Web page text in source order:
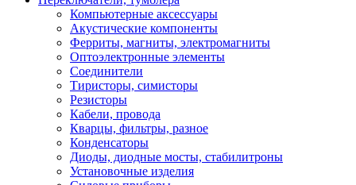
Компьютерные аксессуары
Акустические компоненты
Ферриты, магниты, электромагниты
Оптоэлектронные элементы
Соединители
Тиристоры, симисторы
Резисторы
Кабели, провода
Кварцы, фильтры, разное
Конденсаторы
Диоды, диодные мосты, стабилитроны
Установочные изделия